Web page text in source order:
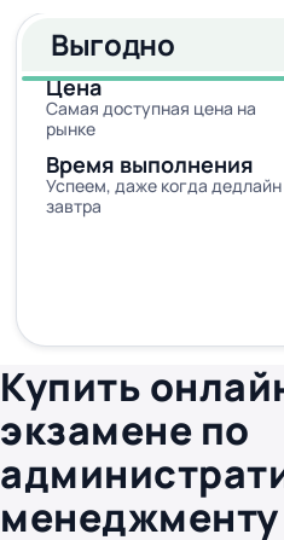
Выгодно
Цена
Самая доступная цена на
рынке
Время выполнения
Успеем, даже когда
завтра
Купить
экзамене по